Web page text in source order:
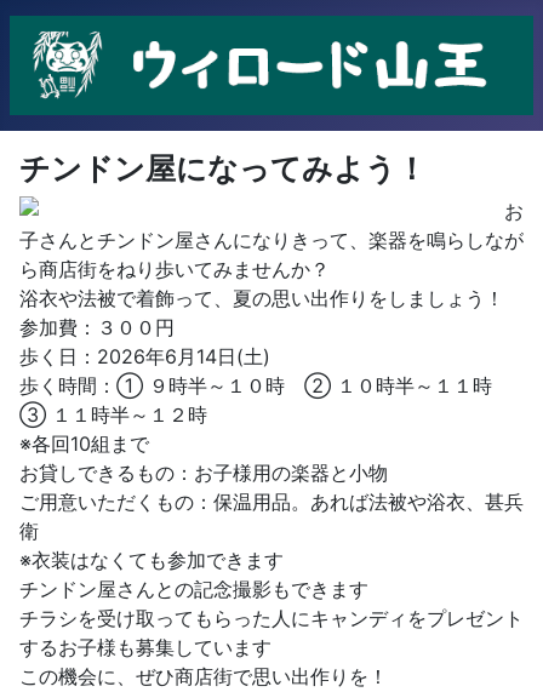
チンドン屋になってみよう！
お
子さんとチンドン屋さんになりきって、楽器を鳴らしなが
ら商店街をねり歩いてみませんか？
浴衣や法被で着飾って、夏の思い出作りをしましょう！
参加費：３００円
歩く日：2026年6月14日(土)
歩く時間：① ９時半～１０時 ② １０時半～１１時
③ １１時半～１２時
※各回10組まで
お貸しできるもの：お子様用の楽器と小物
ご用意いただくもの：保温用品。あれば法被や浴衣、甚兵
衛
※衣装はなくても参加できます
チンドン屋さんとの記念撮影もできます
チラシを受け取ってもらった人にキャンディをプレゼント
するお子様も募集しています
この機会に、ぜひ商店街で思い出作りを！